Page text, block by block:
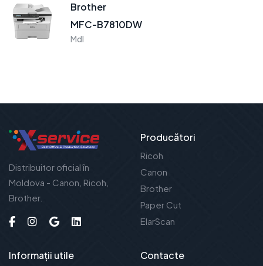
Brother
MFC-B7810DW
Mdl
Distribuitor oficial în
Moldova - Canon, Ricoh,
Brother.
Producători
Ricoh
Canon
Brother
Paper Cut
ElarScan
Informații utile Contacte